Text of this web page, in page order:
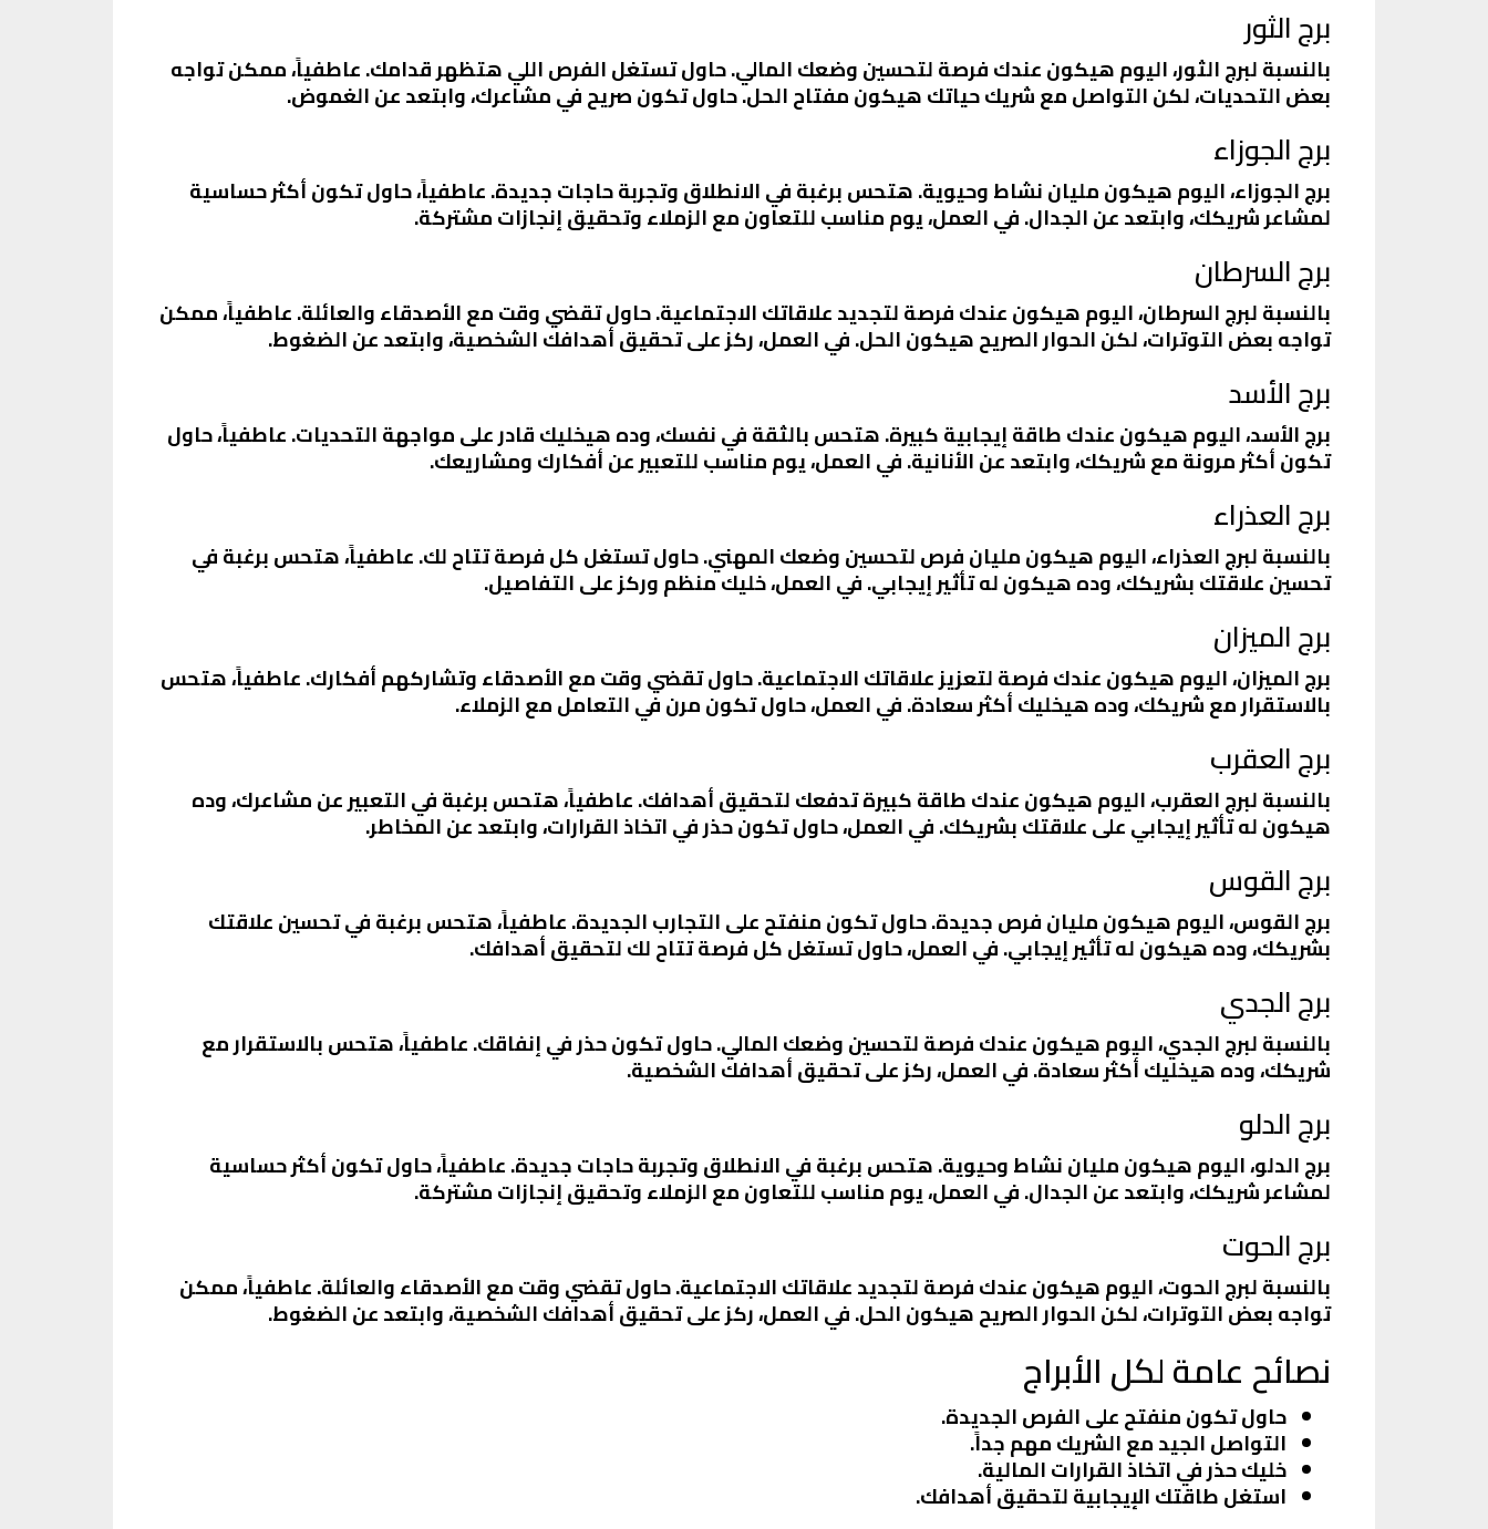
برج الثور
بالنسبة لبرج الثور، اليوم هيكون عندك فرصة لتحسين وضعك المالي. حاول تستغل الفرص اللي هتظهر قدامك. عاطفياً، ممكن تواجه
بعض التحديات، لكن التواصل مع شريك حياتك هيكون مفتاح الحل. حاول تكون صريح في مشاعرك، وابتعد عن الغموض.
برج الجوزاء
برج الجوزاء، اليوم هيكون مليان نشاط وحيوية. هتحس برغبة في الانطلاق وتجربة حاجات جديدة. عاطفياً، حاول تكون أكثر حساسية
لمشاعر شريكك، وابتعد عن الجدال. في العمل، يوم مناسب للتعاون مع الزملاء وتحقيق إنجازات مشتركة.
برج السرطان
بالنسبة لبرج السرطان، اليوم هيكون عندك فرصة لتجديد علاقاتك الاجتماعية. حاول تقضي وقت مع الأصدقاء والعائلة. عاطفياً، ممكن
تواجه بعض التوترات، لكن الحوار الصريح هيكون الحل. في العمل، ركز على تحقيق أهدافك الشخصية، وابتعد عن الضغوط.
برج الأسد
برج الأسد، اليوم هيكون عندك طاقة إيجابية كبيرة. هتحس بالثقة في نفسك، وده هيخليك قادر على مواجهة التحديات. عاطفياً، حاول
تكون أكثر مرونة مع شريكك، وابتعد عن الأنانية. في العمل، يوم مناسب للتعبير عن أفكارك ومشاريعك.
برج العذراء
بالنسبة لبرج العذراء، اليوم هيكون مليان فرص لتحسين وضعك المهني. حاول تستغل كل فرصة تتاح لك. عاطفياً، هتحس برغبة في
تحسين علاقتك بشريكك، وده هيكون له تأثير إيجابي. في العمل، خليك منظم وركز على التفاصيل.
برج الميزان
برج الميزان، اليوم هيكون عندك فرصة لتعزيز علاقاتك الاجتماعية. حاول تقضي وقت مع الأصدقاء وتشاركهم أفكارك. عاطفياً، هتحس
بالاستقرار مع شريكك، وده هيخليك أكثر سعادة. في العمل، حاول تكون مرن في التعامل مع الزملاء.
برج العقرب
بالنسبة لبرج العقرب، اليوم هيكون عندك طاقة كبيرة تدفعك لتحقيق أهدافك. عاطفياً، هتحس برغبة في التعبير عن مشاعرك، وده
هيكون له تأثير إيجابي على علاقتك بشريكك. في العمل، حاول تكون حذر في اتخاذ القرارات، وابتعد عن المخاطر.
برج القوس
برج القوس، اليوم هيكون مليان فرص جديدة. حاول تكون منفتح على التجارب الجديدة. عاطفياً، هتحس برغبة في تحسين علاقتك
بشريكك، وده هيكون له تأثير إيجابي. في العمل، حاول تستغل كل فرصة تتاح لك لتحقيق أهدافك.
برج الجدي
بالنسبة لبرج الجدي، اليوم هيكون عندك فرصة لتحسين وضعك المالي. حاول تكون حذر في إنفاقك. عاطفياً، هتحس بالاستقرار مع
شريكك، وده هيخليك أكثر سعادة. في العمل، ركز على تحقيق أهدافك الشخصية.
برج الدلو
برج الدلو، اليوم هيكون مليان نشاط وحيوية. هتحس برغبة في الانطلاق وتجربة حاجات جديدة. عاطفياً، حاول تكون أكثر حساسية
لمشاعر شريكك، وابتعد عن الجدال. في العمل، يوم مناسب للتعاون مع الزملاء وتحقيق إنجازات مشتركة.
برج الحوت
بالنسبة لبرج الحوت، اليوم هيكون عندك فرصة لتجديد علاقاتك الاجتماعية. حاول تقضي وقت مع الأصدقاء والعائلة. عاطفياً، ممكن
تواجه بعض التوترات، لكن الحوار الصريح هيكون الحل. في العمل، ركز على تحقيق أهدافك الشخصية، وابتعد عن الضغوط.
نصائح عامة لكل الأبراج
حاول تكون منفتح على الفرص الجديدة.
التواصل الجيد مع الشريك مهم جداً.
خليك حذر في اتخاذ القرارات المالية.
استغل طاقتك الإيجابية لتحقيق أهدافك.